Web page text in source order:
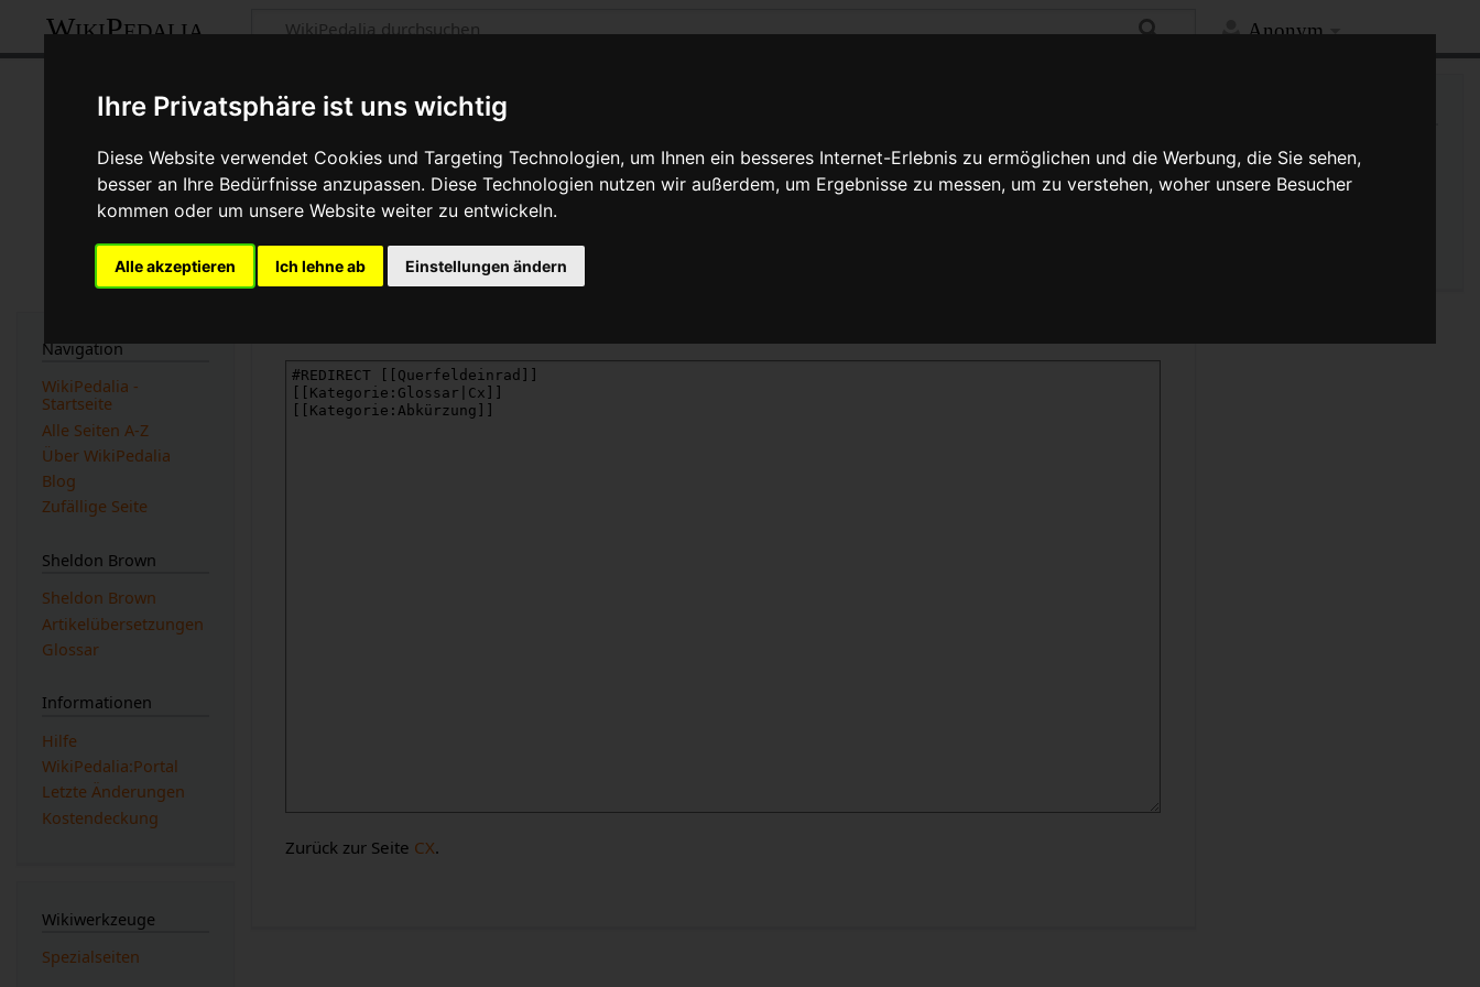
Ihre Privatsphäre ist uns wichtig
Diese Website verwendet Cookies und Targeting Technologien, um Ihnen ein besseres Internet-Erlebnis zu ermöglichen und die Werbung, die Sie sehen,
besser an Ihre Bedürfnisse anzupassen. Diese Technologien nutzen wir außerdem, um Ergebnisse zu messen, um zu verstehen, woher unsere Besucher
kommen oder um unsere Website weiter zu entwickeln.
Alle akzeptieren Ich lehne ab Einstellungen ändern
Anonym
WikiPedalia
Quelltext der Seite CX
Seite Diskussion Quelltext anzeigen Versionsgeschichte
CX
Diese Aktion ist auf Benutzer beschränkt, die der Gruppe „
Zurück zur Seite CX.
Navigation
WikiPedalia -
Startseite
Alle Seiten A-Z
Über WikiPedalia
Blog
Zufällige Seite
Sheldon Brown
Sheldon Brown
Artikelübersetzungen
Glossar
Informationen
Hilfe
WikiPedalia:Portal
Letzte Änderungen
Kostendeckung
Wikiwerkzeuge
Spezialseiten
Links auf diese Seite
Änderungen an verlinkten
Seiten